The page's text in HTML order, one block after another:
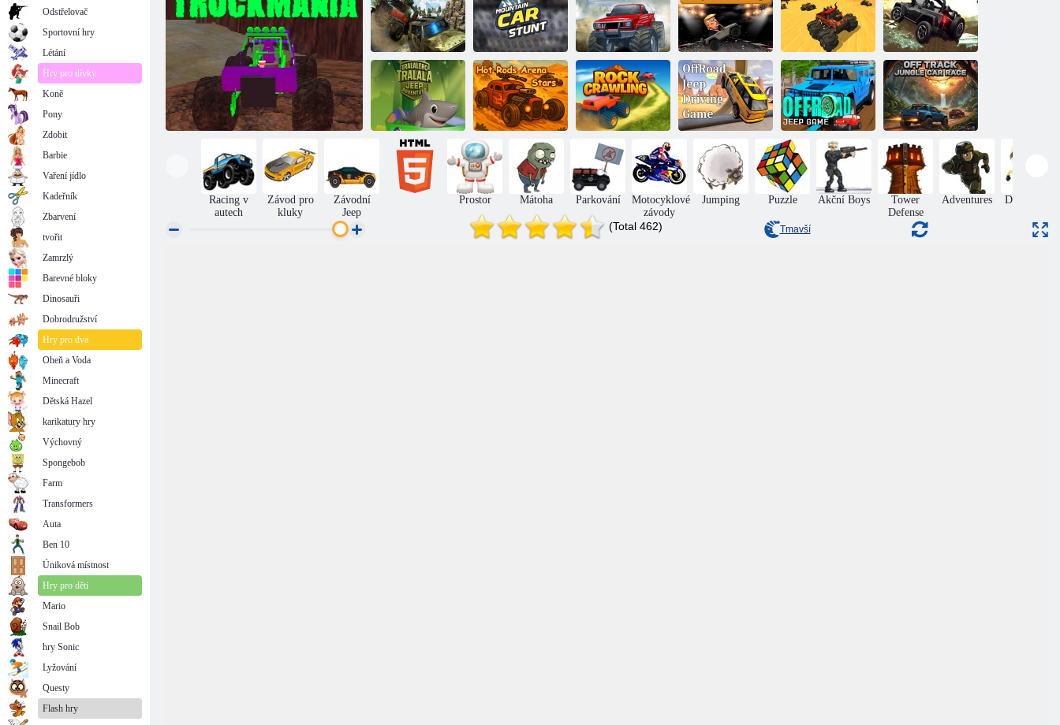
Off -Road Jeep
jezdí na kopcích
Trik horského
vozu
Shromáždění na
mlýně
Trump volání na
volantu
Chaos Drive
Řídit džíp v
horách
Tralalero Tralala
Jeep Adventure
Horké traťové
hvězdy arény
Lezení po skále
Řízení džípu v
terénu
Terénní bláto na
džípech
Závody
terénních aut v
džungli
Racing v
autech
Závod pro
kluky
Závodní
Jeep
Prostor Mátoha Parkování
Motocyklové
závody
Jumping Puzzle Akční Boys
Tower
Defense
Adventures Dovednost
(Total 462) Tmavší
Odstřelovač
Sportovní hry
Létání
Hry pro dívky
Koně
Pony
Zdobit
Barbie
Vaření jídlo
Kadeřník
Zbarvení
tvořit
Zamrzlý
Barevné bloky
Dinosauři
Dobrodružství
Hry pro dva
Oheň a Voda
Minecraft
Dětská Hazel
karikatury hry
Výchovný
Spongebob
Farm
Transformers
Auta
Ben 10
Úniková místnost
Hry pro děti
Mario
Snail Bob
hry Sonic
Lyžování
Questy
Flash hry